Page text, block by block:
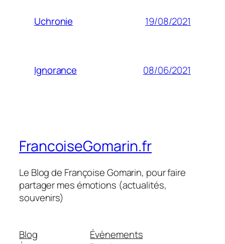
Uchronie 19/08/2021
Ignorance 08/06/2021
FrancoiseGomarin.fr
Le Blog de Françoise Gomarin, pour faire
partager mes émotions (actualités,
souvenirs)
Blog
Évènements